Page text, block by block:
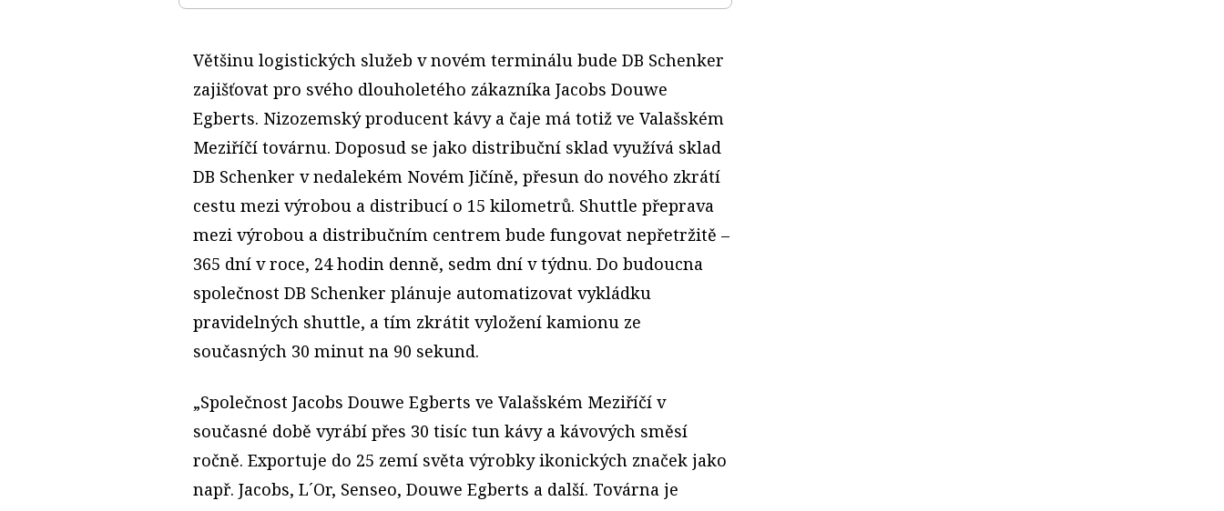
Většinu logistických služeb v novém terminálu bude DB Schenker
zajišťovat pro svého dlouholetého zákazníka Jacobs Douwe
Egberts. Nizozemský producent kávy a čaje má totiž ve Valašském
Meziříčí továrnu. Doposud se jako distribuční sklad využívá sklad
DB Schenker v nedalekém Novém Jičíně, přesun do nového zkrátí
cestu mezi výrobou a distribucí o 15 kilometrů. Shuttle přeprava
mezi výrobou a distribučním centrem bude fungovat nepřetržitě –
365 dní v roce, 24 hodin denně, sedm dní v týdnu. Do budoucna
společnost DB Schenker plánuje automatizovat vykládku
pravidelných shuttle, a tím zkrátit vyložení kamionu ze
současných 30 minut na 90 sekund.
„Společnost Jacobs Douwe Egberts ve Valašském Meziříčí v
současné době vyrábí přes 30 tisíc tun kávy a kávových směsí
ročně. Exportuje do 25 zemí světa výrobky ikonických značek jako
např. Jacobs, L´Or, Senseo, Douwe Egberts a další. Továrna je